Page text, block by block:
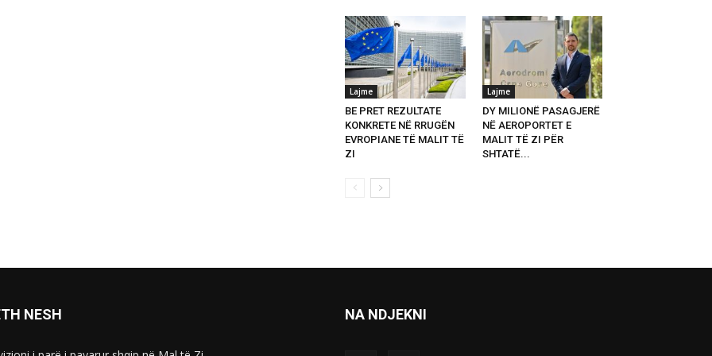
Lajme
BE PRET REZULTATE
KONKRETE NË RRUGËN
EVROPIANE TË MALIT TË
ZI
Lajme
DY MILIONË PASAGJERË
NË AEROPORTET E
MALIT TË ZI PËR
SHTATË...
NESH NA NDJEKNI